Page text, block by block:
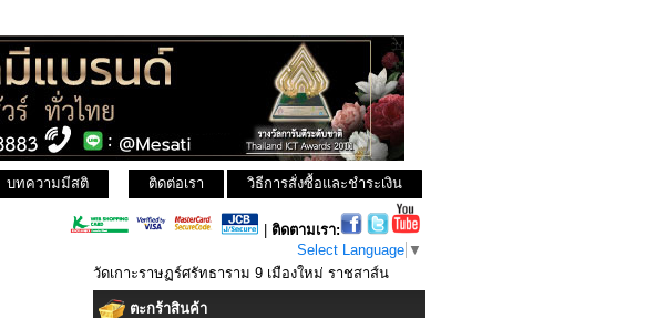
บทความมีสติ วิธีการสั่งซื้อและชำระเงิน
ติดต่อเรา
ติดตามเรา:
Select Language ▼
วัดเกาะราษฏร์ศรัทธาราม 9 เมืองใหม่ ราชสาส์น
ตะกร้าสินค้า